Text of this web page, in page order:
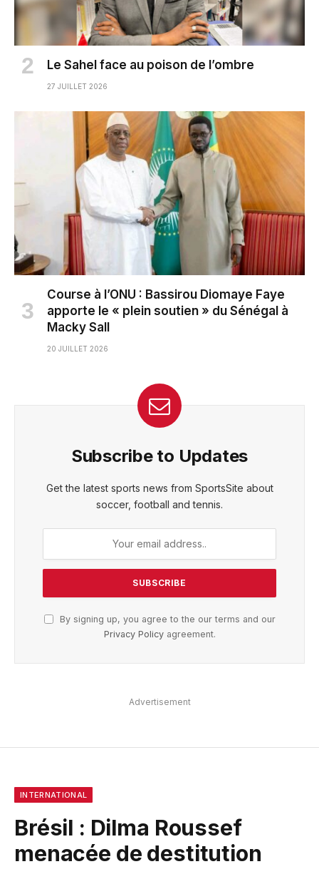
Le Sahel face au poison de l’ombre
27 JUILLET 2026
Course à l’ONU : Bassirou Diomaye Faye
apporte le « plein soutien » du Sénégal à
Macky Sall
20 JUILLET 2026
Subscribe to Updates
Get the latest sports news from SportsSite about
soccer, football and tennis.
By signing up, you agree to the our terms and our
Privacy Policyagreement.
Advertisement
INTERNATIONAL
Brésil : Dilma Roussef
menacée de destitution